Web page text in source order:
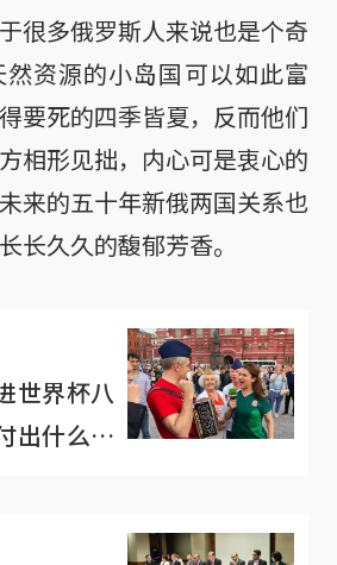
很多俄罗斯人来说也是个奇
资源的小岛国可以如此富
要死的四季皆夏，反而他们
相形见拙，内心可是衷心的
来的五十年新俄两国关系也
长久久的馥郁芳香。
世界杯八
出什么代